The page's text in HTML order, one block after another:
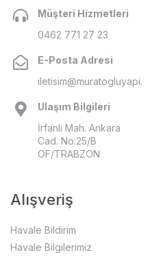
Müşteri Hizmetleri
0462 771 27 23
E-Posta Adresi
iletisim@muratogluyapi.com
Ulaşım Bilgileri
İrfanlı Mah. Ankara
Cad. No:25/B
OF/TRABZON
Alışveriş
Havale Bildirim
Havale Bilgilerimiz